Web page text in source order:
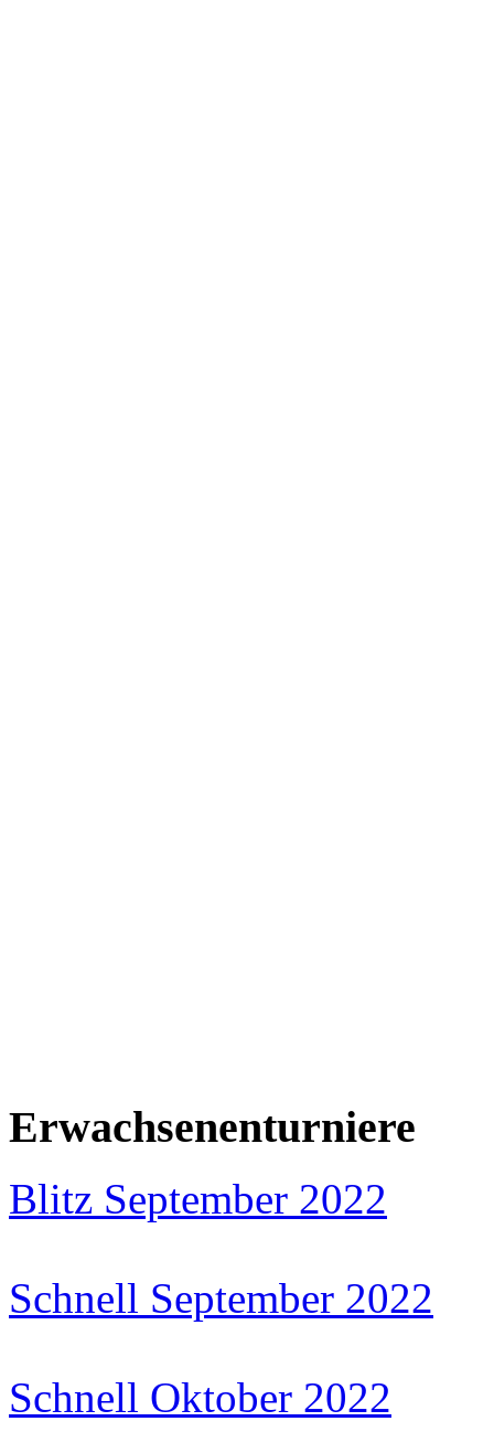
Erwachsenenturniere
Blitz September 2022
Schnell September 2022
Schnell Oktober 2022